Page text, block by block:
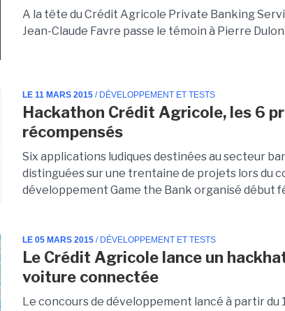
A la tête du Crédit Agricole Private Banking
Jean-Claude Favre passe le témoin à Pierre Dulon.
LE 11 MARS 2015 / DÉVELOPPEMENT ET TESTS
Hackathon Crédit Agricole, les 6
récompensés
Six applications ludiques destinées au secteur
distinguées sur une trentaine de projets lors du
développement Game the Bank organisé début
LE 05 MARS 2015 / DÉVELOPPEMENT ET TESTS
Le Crédit Agricole lance un
voiture connectée
Le concours de développement lancé à partir du